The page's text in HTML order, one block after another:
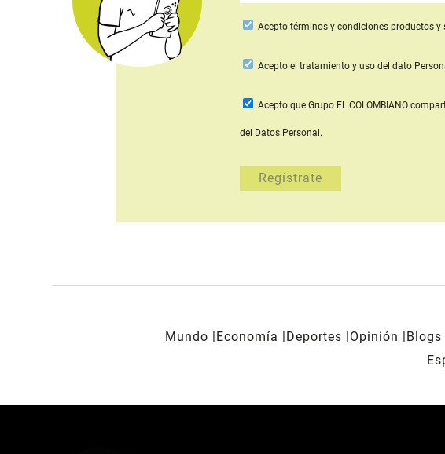
Acepto términos y condiciones productos y
Aceptoel tratamiento y uso del dato
Acepto que Grupo EL COLOMBIANO
del Datos Personal.
Mundo Economía Deportes Opinión Blogs